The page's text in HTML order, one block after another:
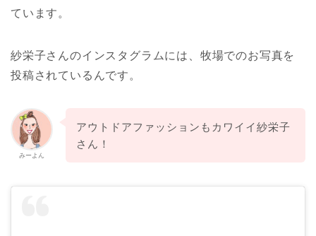
ています。
紗栄子さんのインスタグラムには、牧場でのお写真を
投稿されているんです。
みーよん
アウトドアファッションもカワイイ紗栄子
さん！